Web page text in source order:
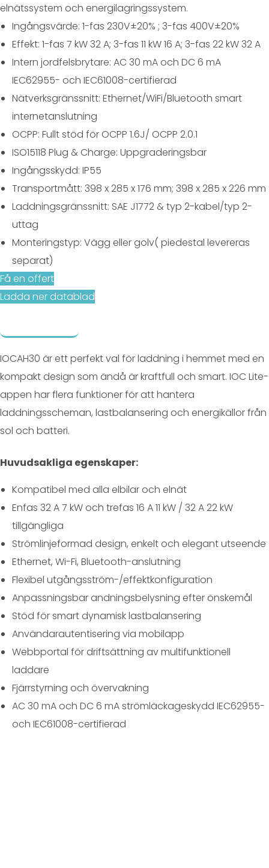
elnätssystem och energilagringssystem.
Ingångsvärde: 1-fas 230V±20% ; 3-fas 400V±20%
Effekt: 1-fas 7 kW 32 A; 3-fas 11 kW 16 A; 3-fas 22 kW 32 A
Intern jordfelsbrytare: AC 30 mA och DC 6 mA
IEC62955- och IEC61008-certifierad
Nätverksgränssnitt: Ethernet/WiFi/Bluetooth smart
internetanslutning
OCPP: Fullt stöd för OCPP 1.6J/ OCPP 2.0.1
ISO15118 Plug & Charge: Uppgraderingsbar
Ingångsskydd: IP55
Transportmått: 398 x 285 x 176 mm; 398 x 285 x 226 mm
Laddningsgränssnitt: SAE J1772 & typ 2-kabel/typ 2-
uttag
Monteringstyp: Vägg eller golv( piedestal levereras
separat)
Få en offert
Ladda ner datablad
IOCAH30 är ett perfekt val för laddning i hemmet med en
kompakt design som ändå är kraftfull och smart. IOC Lite-
appen har flera funktioner för att hantera
laddningsscheman, lastbalansering och energikällor från
sol och batteri.
Huvudsakliga egenskaper:
Kompatibel med alla elbilar och elnät
Enfas 32 A 7 kW och trefas 16 A 11 kW / 32 A 22 kW
tillgängliga
Strömlinjeformad design, enkelt och elegant utseende
Ethernet, Wi-Fi, Bluetooth-anslutning
Flexibel utgångsström-/effektkonfiguration
Anpassningsbar andningsbelysning efter önskemål
Stöd för smart dynamisk lastbalansering
Användarautentisering via mobilapp
Webbportal för driftsättning av multifunktionell
laddare
Fjärrstyrning och övervakning
AC 30 mA och DC 6 mA strömläckageskydd IEC62955-
och IEC61008-certifierad